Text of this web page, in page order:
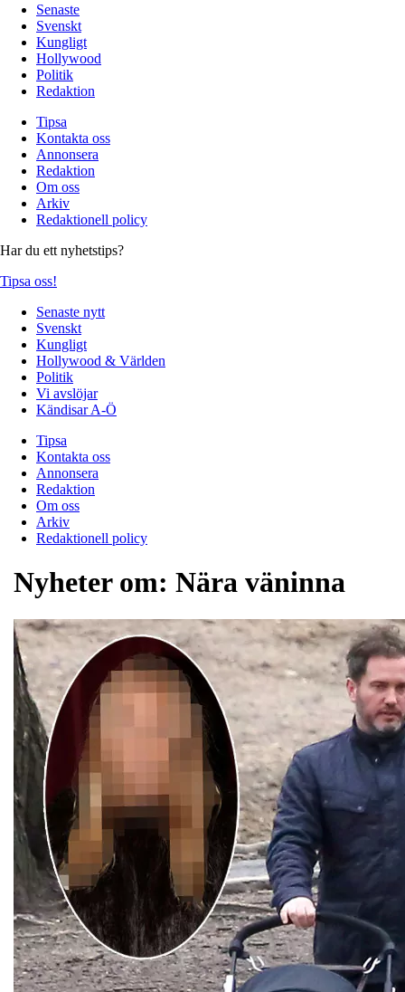
Senaste
Svenskt
Kungligt
Hollywood
Politik
Redaktion
Tipsa
Kontakta oss
Annonsera
Redaktion
Om oss
Arkiv
Redaktionell policy
Har du ett nyhetstips?
Tipsa oss!
Senaste nytt
Svenskt
Kungligt
Hollywood & Världen
Politik
Vi avslöjar
Kändisar A-Ö
Tipsa
Kontakta oss
Annonsera
Redaktion
Om oss
Arkiv
Redaktionell policy
Nyheter om: Nära väninna